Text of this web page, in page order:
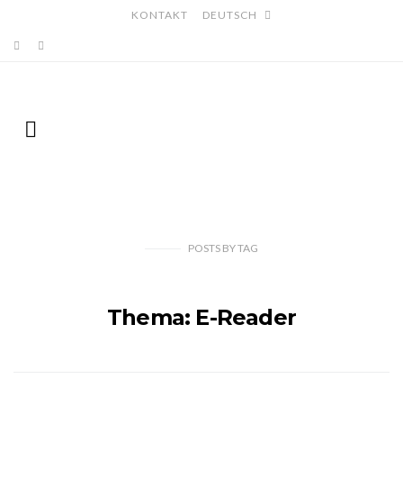
KONTAKT DEUTSCH
POSTS BYTAG
Thema: E-Reader